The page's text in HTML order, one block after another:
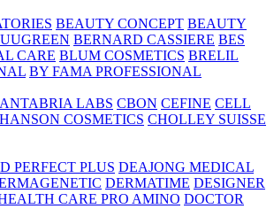
BEAUTY CONCEPT BEAUTY
BERNARD CASSIERE BES
CARE BLUM COSMETICS BRELIL
BY FAMA PROFESSIONAL
LABS CBON CEFINE CELL
COSMETICS CHOLLEY SUISSE
PERFECT PLUS DEAJONG MEDICAL
DERMATIME DESIGNER
CARE PRO AMINO DOCTOR